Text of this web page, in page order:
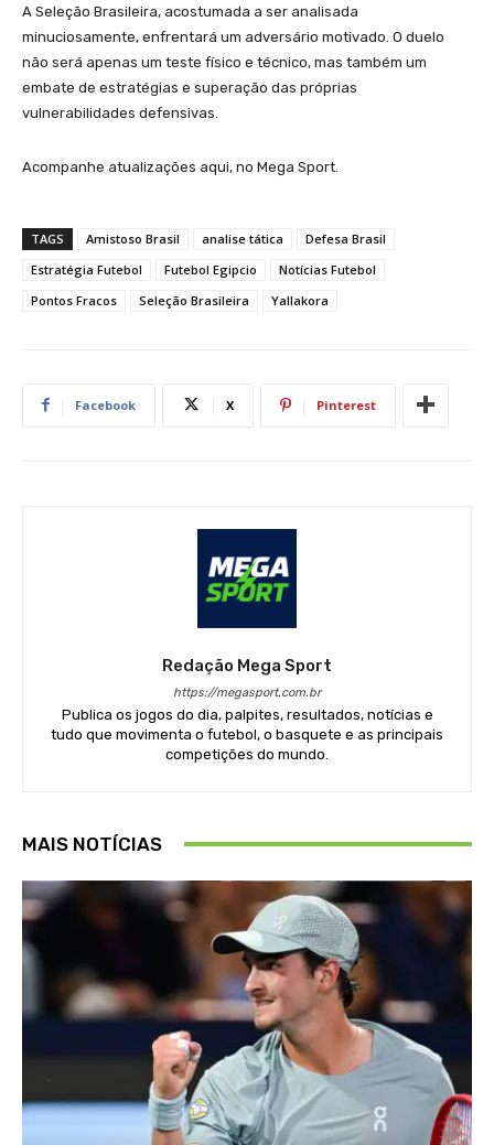
A Seleção Brasileira, acostumada a ser analisada
minuciosamente, enfrentará um adversário motivado. O duelo
não será apenas um teste físico e técnico, mas também um
embate de estratégias e superação das próprias
vulnerabilidades defensivas.
Acompanhe atualizações aqui, no Mega Sport.
TAGS Amistoso Brasil analise tática
Defesa Brasil
Estratégia Futebol
Futebol Egipcio
Notícias Futebol
Pontos Fracos
Seleção Brasileira Yallakora
Facebook X Pinterest
Redação Mega Sport
https://megasport.com.br
Publica os jogos do dia, palpites, resultados, notícias e
tudo que movimenta o futebol, o basquete e as principais
competições do mundo.
MAIS NOTÍCIAS